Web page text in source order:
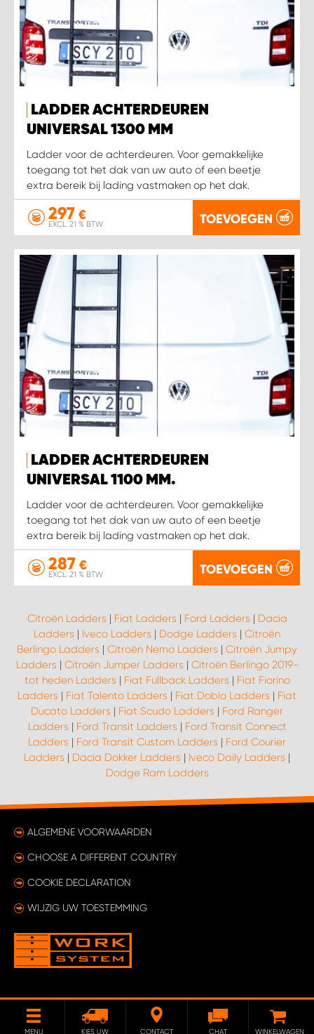
LADDER ACHTERDEUREN
UNIVERSAL 1300 MM
Ladder voor de achterdeuren. Voor gemakkelijke
toegang tot het dak van uw auto of een beetje
extra bereik bij lading vastmaken op het dak.
297 €
EXCL. 21 % BTW TOEVOEGEN
LADDER ACHTERDEUREN
UNIVERSAL 1100 MM.
Ladder voor de achterdeuren. Voor gemakkelijke
toegang tot het dak van uw auto of een beetje
extra bereik bij lading vastmaken op het dak.
287 €
EXCL. 21 % BTW TOEVOEGEN
Citroën Ladders | Fiat Ladders | Ford Ladders | Dacia
Ladders | Iveco Ladders | Dodge Ladders | Citroën
Berlingo Ladders | Citroën Nemo Ladders | Citroën Jumpy
Ladders | Citroën Jumper Ladders | Citroën Berlingo 2019-
tot heden Ladders | Fiat Fullback Ladders | Fiat Fiorino
Ladders | Fiat Talento Ladders | Fiat Doblo Ladders | Fiat
Ducato Ladders | Fiat Scudo Ladders | Ford Ranger
Ladders | Ford Transit Ladders | Ford Transit Connect
Ladders | Ford Transit Custom Ladders | Ford Courier
Ladders | Dacia Dokker Ladders | Iveco Daily Ladders |
Dodge Ram Ladders
ALGEMENE VOORWAARDEN
CHOOSE A DIFFERENT COUNTRY
COOKIE DECLARATION
WIJZIG UW TOESTEMMING
MENU KIES UW CONTACT
WORK SYSTEM OOSTERHOUT
WORK SYSTEM REEUWIJK
WORK SYSTEM RIDDERKERK
WORK SYSTEM SIMPELVELD
WORK SYSTEM WILLEMSTAD
WORK SYSTEM ZWARTEBROEK
CHAT WINKELWAGEN